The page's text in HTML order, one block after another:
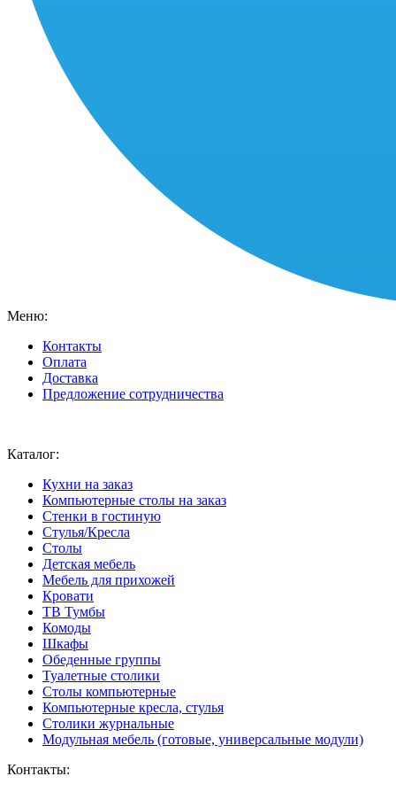
Меню:
Контакты
Оплата
Доставка
Предложение сотрудничества
Каталог:
Кухни на заказ
Компьютерные столы на заказ
Стенки в гостиную
Стулья/Кресла
Столы
Детская мебель
Мебель для прихожей
Кровати
ТВ Тумбы
Комоды
Шкафы
Обеденные группы
Туалетные столики
Столы компьютерные
Компьютерные кресла, стулья
Столики журнальные
Модульная мебель (готовые, универсальные модули)
Контакты: